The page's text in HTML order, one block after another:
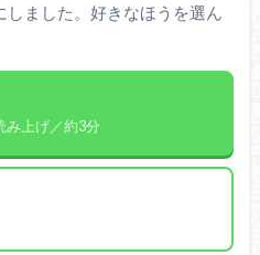
ました。好きなほうを選ん
み上げ／約3分